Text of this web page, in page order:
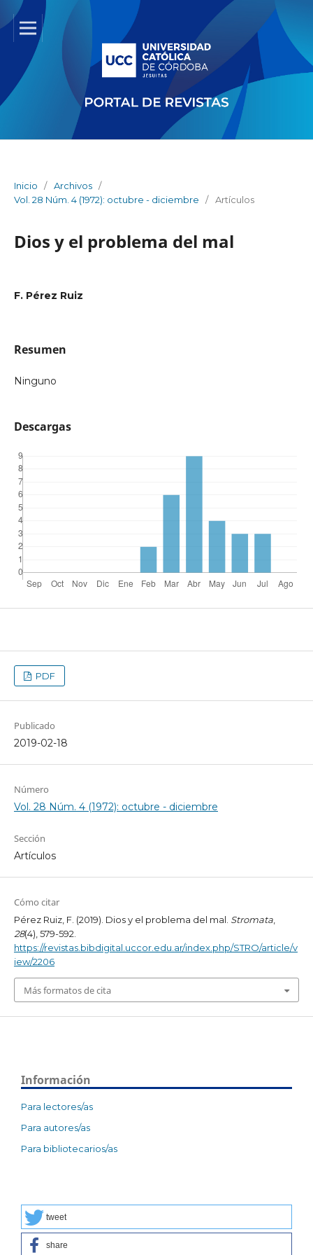
Inicio / Archivos /
Vol. 28 Núm. 4 (1972): octubre - diciembre
/ Artículos
Dios y el problema del mal
F. Pérez Ruiz
Resumen
Ninguno
Descargas
PDF
Publicado
2019-02-18
Número
Vol. 28 Núm. 4 (1972): octubre - diciembre
Sección
Artículos
Cómo citar
Pérez Ruiz, F. (2019). Dios y el problema del mal. Stromata,
28(4), 579-592.
https://revistas.bibdigital.uccor.edu.ar/index.php/STRO/article/v
iew/2206
Más formatos de cita
Información
Para lectores/as
Para autores/as
Para bibliotecarios/as
tweet
share